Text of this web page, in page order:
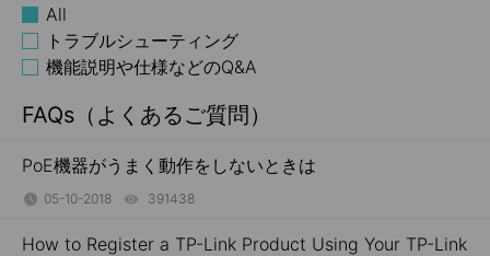
All
トラブルシューティング
機能説明や仕様などのQ&A
FAQs（よくあるご質問）
PoE機器がうまく動作をしないときは
05-10-2018 391438
How to Register a TP-Link Product Using Your TP-Link